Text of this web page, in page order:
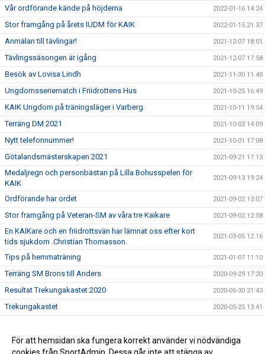
Vår ordförande kände på höjderna 2022-01-16 14:24
Stor framgång på årets IUDM för KAIK 2022-01-15 21:37
Anmälan till tävlingar! 2021-12-07 18:01
Tävlingssäsongen är igång 2021-12-07 17:58
Besök av Lovisa Lindh 2021-11-30 11:40
Ungdomsseriematch i Friidrottens Hus 2021-10-25 16:49
KAIK Ungdom på träningsläger i Varberg 2021-10-11 19:54
Terräng DM 2021 2021-10-03 14:09
Nytt telefonnummer! 2021-10-01 17:08
Götalandsmästerskapen 2021 2021-09-21 17:13
Medaljregn och personbästan på Lilla Bohusspelen för
KAIK
2021-09-13 19:24
Ordförande har ordet 2021-09-02 13:07
Stor framgång på Veteran-SM av våra tre Kaikare 2021-09-02 12:58
En KAIKare och en friidrottsvän har lämnat oss efter kort
tids sjukdom .Christian Thomasson.
2021-03-05 12:16
Tips på hemmaträning 2021-01-07 11:10
Terräng SM Brons till Anders 2020-09-29 17:20
Resultat Trekungakastet 2020 2020-05-30 21:43
Trekungakastet 2020-05-25 13:41
Trekungakastet genomförs lördagen den 30 maj 2020! 2020-05-10 12:27
För att hemsidan ska fungera korrekt använder vi nödvändiga